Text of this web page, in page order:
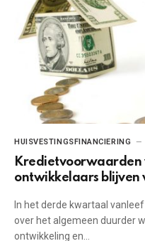
HUISVESTINGSFINANCIERING
Kredietvoorwaarden
ontwikkelaars blijven
In het derde kwartaal
over het algemeen duurder
ontwikkeling en…